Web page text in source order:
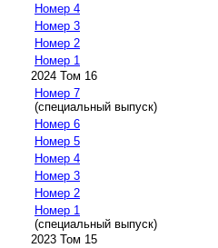
Номер 4
Номер 3
Номер 2
Номер 1
2024 Том 16
Номер 7
(специальный выпуск)
Номер 6
Номер 5
Номер 4
Номер 3
Номер 2
Номер 1
(специальный выпуск)
2023 Том 15